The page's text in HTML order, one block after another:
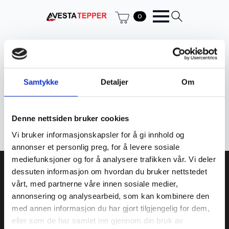
Samtykke Detaljer Om
Denne nettsiden bruker cookies
Vi bruker informasjonskapsler for å gi innhold og
annonser et personlig preg, for å levere sosiale
mediefunksjoner og for å analysere trafikken vår. Vi deler
dessuten informasjon om hvordan du bruker nettstedet
vårt, med partnerne våre innen sosiale medier,
annonsering og analysearbeid, som kan kombinere den
med annen informasjon du har gjort tilgjengelig for dem,
eller som de har samlet inn gjennom din bruk av
0
Hjem ca. 270.000 - 360.000 / m²
ca. 270.000 - 360.000 / m²
Filter
Avesta tepper AS
934 373 359 MVA
Kjøpmannsgata 23